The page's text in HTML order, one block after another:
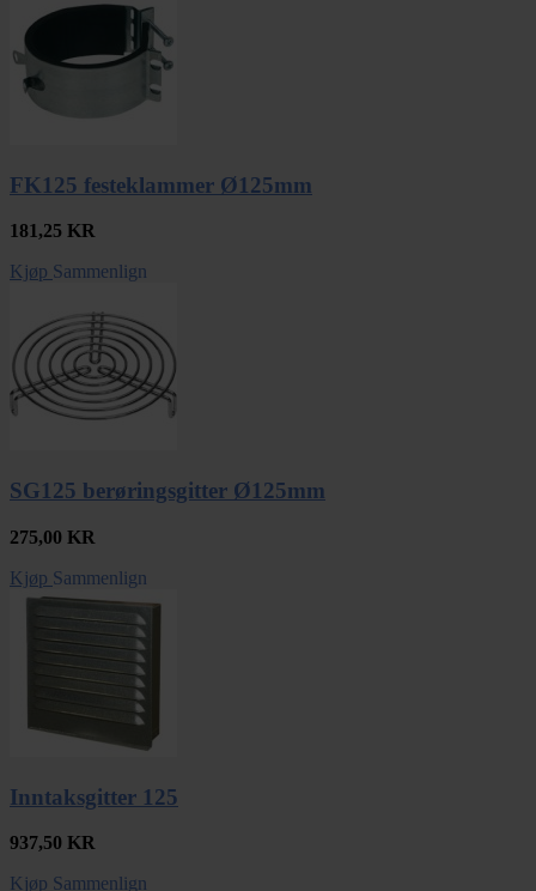
FK125 festeklammer Ø125mm
181,25 KR
Kjøp Sammenlign
SG125 berøringsgitter Ø125mm
275,00 KR
Kjøp Sammenlign
Inntaksgitter 125
937,50 KR
Kjøp Sammenlign